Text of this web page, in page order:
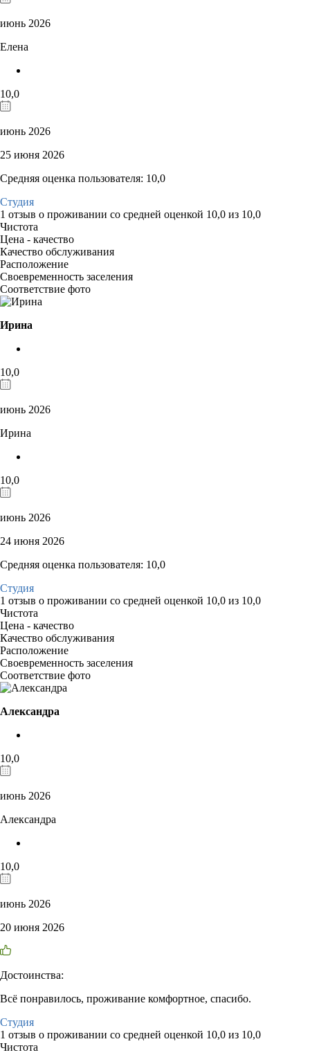
июнь 2026
Елена
10,0
июнь 2026
25 июня 2026
Средняя оценка пользователя: 10,0
Студия
1 отзыв о проживании со средней оценкой 10,0 из 10,0
Чистота
Цена - качество
Качество обслуживания
Расположение
Своевременность заселения
Соответствие фото
Ирина
10,0
июнь 2026
Ирина
10,0
июнь 2026
24 июня 2026
Средняя оценка пользователя: 10,0
Студия
1 отзыв о проживании со средней оценкой 10,0 из 10,0
Чистота
Цена - качество
Качество обслуживания
Расположение
Своевременность заселения
Соответствие фото
Александра
10,0
июнь 2026
Александра
10,0
июнь 2026
20 июня 2026
Достоинства:
Всё понравилось, проживание комфортное, спасибо.
Студия
1 отзыв о проживании со средней оценкой 10,0 из 10,0
Чистота